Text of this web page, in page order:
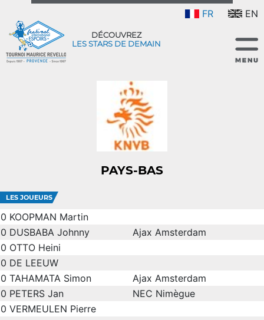
FR EN
DÉCOUVREZ
LES STARS DE DEMAIN
PAYS-BAS
LES JOUEURS
0 KOOPMAN Martin
0 DUSBABA Johnny
Ajax Amsterdam
0 OTTO Heini
0 DE LEEUW
0 TAHAMATA Simon
Ajax Amsterdam
0 PETERS Jan
NEC Nimègue
0 VERMEULEN Pierre